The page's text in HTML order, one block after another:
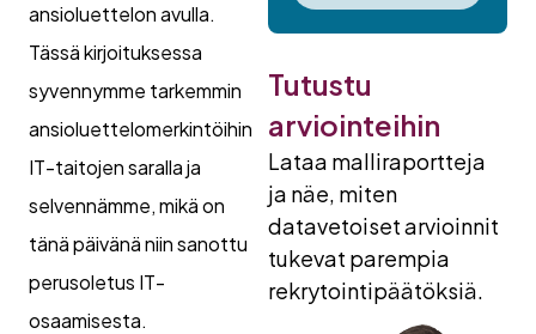
ansioluettelon avulla.
Tässä kirjoituksessa
syvennymme tarkemmin
ansioluettelomerkintöihin
IT-taitojen saralla ja
selvennämme, mikä on
tänä päivänä niin sanottu
perusoletus IT-
osaamisesta.
Tutustu
arviointeihin
Lataa malliraportteja
ja näe, miten
datavetoiset arvioinnit
tukevat parempia
rekrytointipäätöksiä.